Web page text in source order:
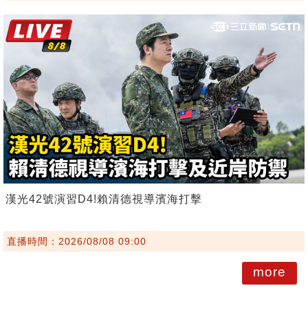
漢光42號演習D4!賴清德視導濱海打擊
直播時間：2026/08/08 09:00
more